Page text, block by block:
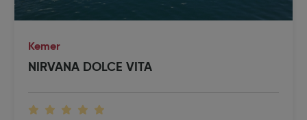
Kemer
NIRVANA DOLCE VITA